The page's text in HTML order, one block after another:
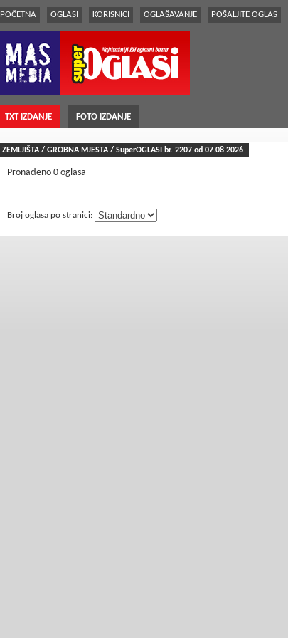
POČETNA OGLASI KORISNICI OGLAŠAVANJE POŠALJITE OGLAS
TXT IZDANJE FOTO IZDANJE
ZEMLJIŠTA / GROBNA MJESTA / SuperOGLASI br. 2207 od 07.08.2026
Pronađeno 0 oglasa
Broj oglasa po stranici: